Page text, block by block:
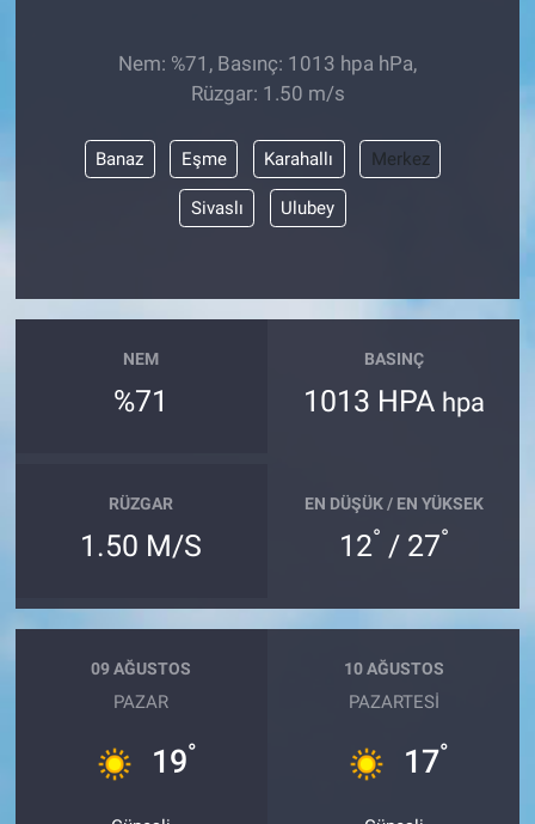
Nem: %71, Basınç: 1013 hpa hPa,
Rüzgar: 1.50 m/s
Banaz Eşme Karahallı Merkez
Sivaslı Ulubey
NEM
%71
BASINÇ
1013 HPA hpa
RÜZGAR
1.50 M/S
EN DÜŞÜK / EN YÜKSEK
12° / 27°
09 AĞUSTOS
PAZAR
19°
10 AĞUSTOS
PAZARTESI
17°